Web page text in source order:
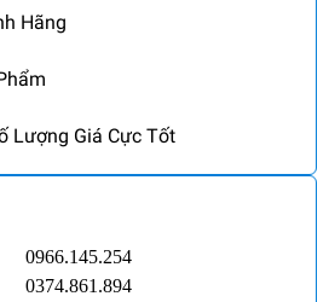
Hãng
Lượng Giá Cực Tốt
0966.145.254
0374.861.894